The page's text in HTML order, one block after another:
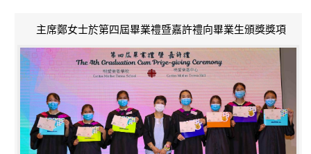
主席鄭女士於第四屆畢業禮暨嘉許禮向畢業生頒獎獎項